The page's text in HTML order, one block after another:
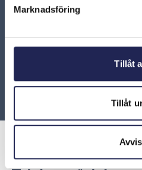
Marknadsföring
Tillåt
Tillåt
ARN 2020-12486 –
för slutfaktura vid
meddela operatören att